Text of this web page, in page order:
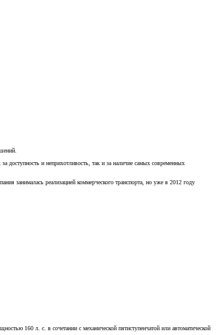
доступность и неприхотливость, так и за наличие самых современных
занималась реализацией коммерческого транспорта, но уже в 2012 году
160 л. с. в сочетании с механической пятиступенчатой или автоматической